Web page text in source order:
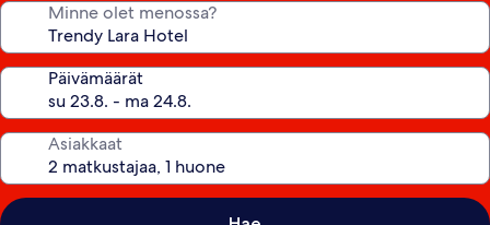
Minne olet menossa?
Päivämäärät
Asiakkaat